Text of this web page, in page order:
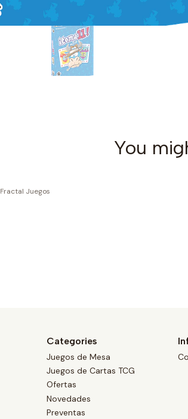
You
Fractal Juegos
Categories
Juegos de Mesa
Juegos de Cartas TCG
Ofertas
Novedades
Preventas